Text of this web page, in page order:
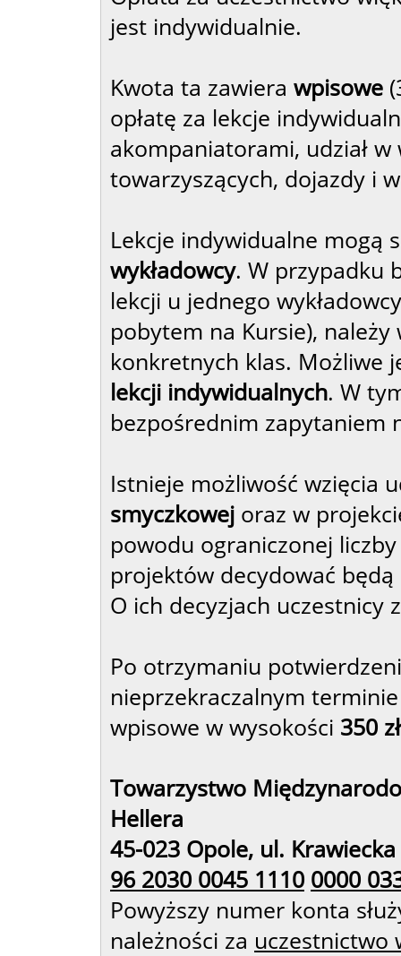
jest indywidualnie.
Kwota ta zawiera wpisowe
opłatę za lekcje
akompaniatorami, udział
towarzyszących, dojazdy i
Lekcje indywidualne mogą
wykładowcy. W przypadku
lekcji u jednego
pobytem na Kursie), należy
konkretnych klas. Możliwe
lekcji indywidualnych. W
bezpośrednim zapytaniem
Istnieje możliwość wzięcia
smyczkowej oraz w
powodu ograniczonej
projektów decydować
O ich decyzjach
Po otrzymaniu
nieprzekraczalnym
wpisowe w wysokości 350
Towarzystwo
Hellera
45-023 Opole, ul.
96 2030 0045 1110 0000
Powyższy numer konta
należności za uczestnictwo